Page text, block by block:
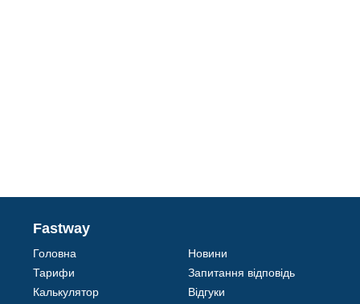
Fastway
Головна
Тарифи
Калькулятор
Новини
Запитання відповідь
Відгуки